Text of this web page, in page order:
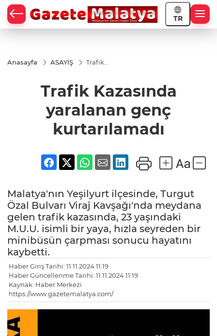
TR
Anasayfa ASAYİŞ
Trafik
genç
kurtarılamadı
Trafik Kazasında
yaralanan genç
kurtarılamadı
Malatya'nın Yeşilyurt ilçesinde, Turgut
Özal Bulvarı Viraj Kavşağı'nda meydana
gelen trafik kazasında, 23 yaşındaki
M.U.U. isimli bir yaya, hızla seyreden bir
minibüsün çarpması sonucu hayatını
kaybetti.
Haber Giriş Tarihi: 11.11.2024 11:19
Haber Güncellenme Tarihi: 11.11.2024 11:19
Kaynak: Haber Merkezi
https://www.gazetemalatya.com/